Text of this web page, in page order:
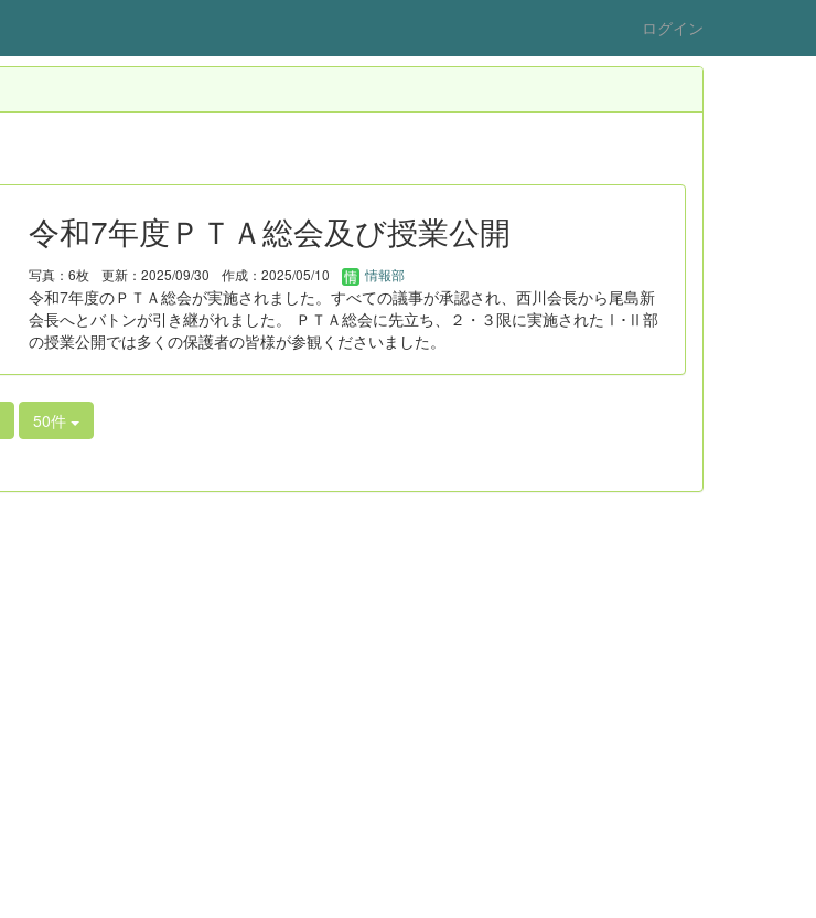
ログイン
令和7年度ＰＴＡ総会及び授業公開
写真：6枚 更新：2025/09/30 作成：2025/05/10 情報部
令和7年度のＰＴＡ総会が実施されました。すべての議事が承認され、西川会長から尾島新
会長へとバトンが引き継がれました。 ＰＴＡ総会に先立ち、２・３限に実施されたⅠ･Ⅱ部
の授業公開では多くの保護者の皆様が参観くださいました。
50件